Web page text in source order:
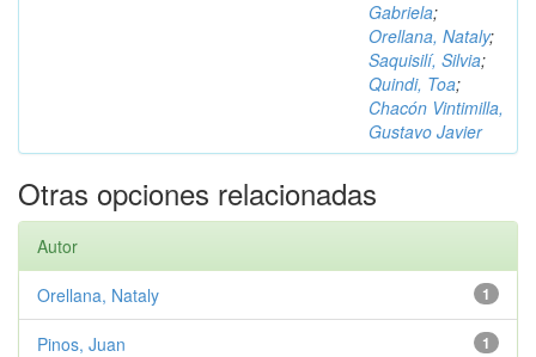
Gabriela;
Orellana, Nataly;
Saquisilí, Silvia;
Quindi, Toa;
Chacón Vintimilla,
Gustavo Javier
Otras opciones relacionadas
Autor
1
Orellana, Nataly
1
Pinos, Juan